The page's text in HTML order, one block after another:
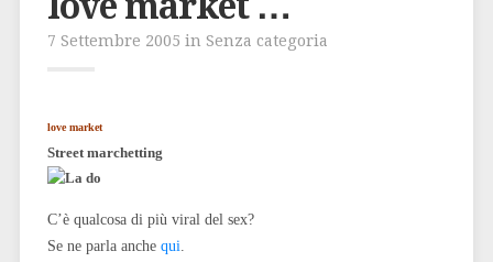
7 Settembre 2005 in Senza categoria
love market
Street marchetting
C’è qualcosa di più viral del sex?
Se ne parla anche qui